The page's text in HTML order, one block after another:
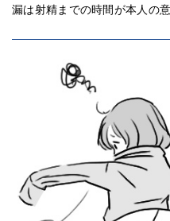
漏は射精までの時間が本人の